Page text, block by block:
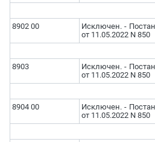
8902 00
Исключен. -
от 11.05.2022 N 850
8903
Исключен. -
от 11.05.2022 N 850
8904 00
Исключен. -
от 11.05.2022 N 850